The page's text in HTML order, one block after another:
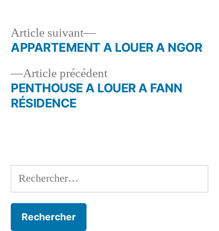
Navigation
de
l’article
Article précédentArticle
précédent :
PENTHOUSE A LOUER A FANN
RÉSIDENCE
Article suivant
Article
suivant :
APPARTEMENT A LOUER A NGOR
Rechercher :